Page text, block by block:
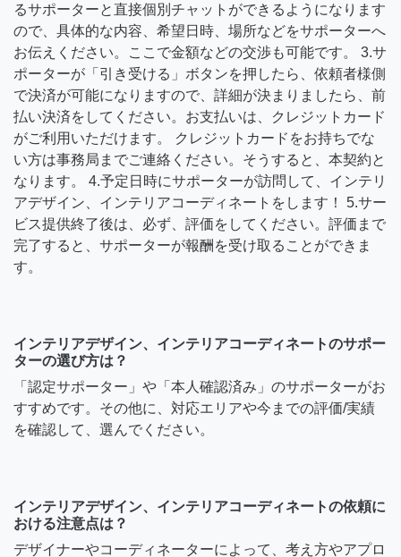
るサポーターと直接個別チャットができるようになります
ので、具体的な内容、希望日時、場所などをサポーターへ
お伝えください。ここで金額などの交渉も可能です。 3.サ
ポーターが「引き受ける」ボタンを押したら、依頼者様側
で決済が可能になりますので、詳細が決まりましたら、前
払い決済をしてください。お支払いは、クレジットカード
がご利用いただけます。 クレジットカードをお持ちでな
い方は事務局までご連絡ください。そうすると、本契約と
なります。 4.予定日時にサポーターが訪問して、インテリ
アデザイン、インテリアコーディネートをします！ 5.サー
ビス提供終了後は、必ず、評価をしてください。評価まで
完了すると、サポーターが報酬を受け取ることができま
す。
インテリアデザイン、インテリアコーディネートのサポー
ターの選び方は？
「認定サポーター」や「本人確認済み」のサポーターがお
すすめです。その他に、対応エリアや今までの評価/実績
を確認して、選んでください。
インテリアデザイン、インテリアコーディネートの依頼に
おける注意点は？
デザイナーやコーディネーターによって、考え方やアプロ